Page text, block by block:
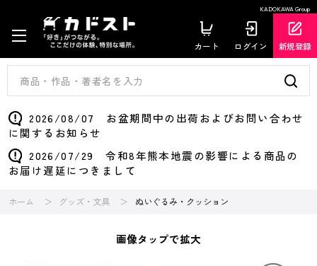
KADOKAWA Group
カート ログイン 新規登録
2026/08/07 お盆期間中の出荷およびお問い合わせ
に関するお知らせ
2026/07/29 令和8年熊本地震の影響による商品の
お届け遅延につきまして
ホーム グッズ・文具 ぬいぐるみ・クッション
画像タップで拡大